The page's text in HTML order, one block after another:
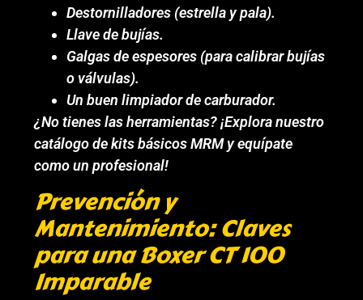
Destornilladores (estrella y pala).
Llave de bujías.
Galgas de espesores (para calibrar bujías
o válvulas).
Un buen limpiador de carburador.
¿No tienes las herramientas? ¡Explora nuestro
catálogo de kits básicos MRM y equípate
como un profesional!
Prevención y
Mantenimiento: Claves
para una Boxer CT 100
Imparable